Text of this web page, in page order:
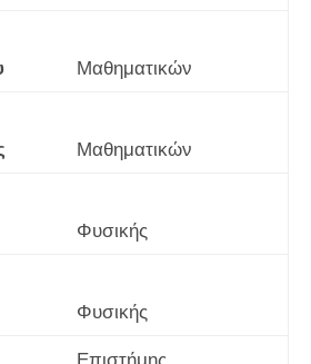
Μαθηματικών
Μαθηματικών
Φυσικής
Φυσικής